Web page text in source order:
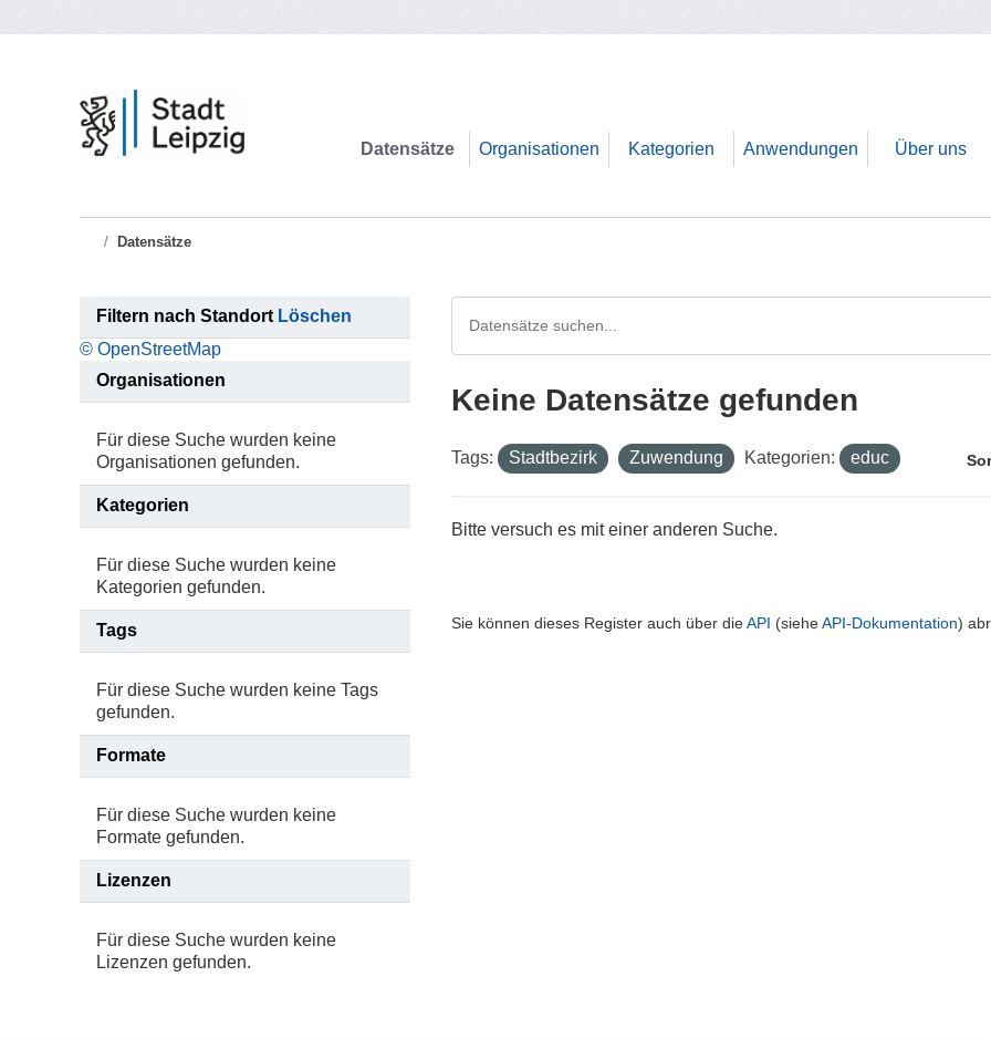
Datensätze Organisationen Kategorien Anwendungen Über uns
Datensätze
Filtern nach Standort Löschen
© OpenStreetMap
Organisationen
Für diese Suche wurden keine
Organisationen gefunden.
Kategorien
Für diese Suche wurden keine
Kategorien gefunden.
Tags
Für diese Suche wurden keine Tags
gefunden.
Formate
Für diese Suche wurden keine
Formate gefunden.
Lizenzen
Für diese Suche wurden keine
Lizenzen gefunden.
Keine Datensätze gefunden
Tags: Stadtbezirk Zuwendung Kategorien: educ
Bitte versuch es mit einer anderen Suche.
Sie können dieses Register auch über dieAPI (sieheAPI-Dokumentation)